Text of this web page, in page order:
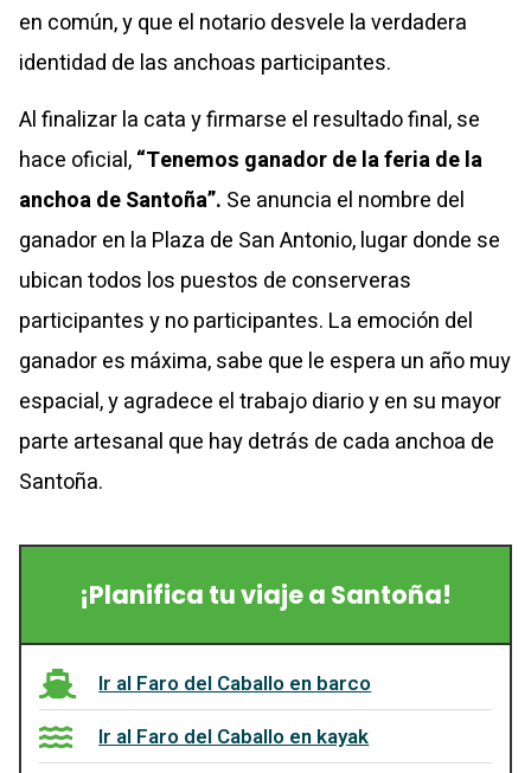
en común, y que el notario desvele la verdadera
identidad de las anchoas participantes.
Al finalizar la cata y firmarse el resultado final, se
hace oficial,“Tenemos ganador de la feria de la
anchoa de Santoña”. Se anuncia el nombre del
ganador en la Plaza de San Antonio, lugar donde se
ubican todos los puestos de conserveras
participantes y no participantes. La emoción del
ganador es máxima, sabe que le espera un año muy
espacial, y agradece el trabajo diario y en su mayor
parte artesanal que hay detrás de cada anchoa de
Santoña.
¡Planifica tu viaje a Santoña!
Ir al Faro del Caballo en barco
Ir al Faro del Caballo en kayak